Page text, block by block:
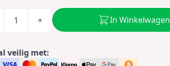
+ In Winkelwagen
veilig met: